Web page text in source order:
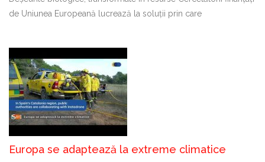
de Uniunea Europeană lucrează la soluții prin care
Europa se adaptează la extreme climatice